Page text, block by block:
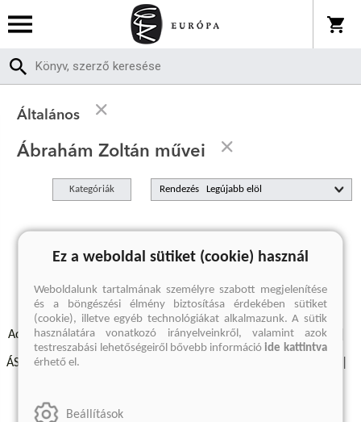
Általános
Ábrahám Zoltán művei
Kategóriák Rendezés
A keresett kifejezésre nincs találat
Adatvédelmi szabályzatok Elállási felmondási nyilatkozat
ÁSZF - Vásárlási feltételek
Ez a weboldal sütiket (cookie) használ
Weboldalunk tartalmának személyre szabott megjelenítése
és a böngészési élmény biztosítása érdekében sütiket
(cookie), illetve egyéb technológiákat alkalmazunk. A sütik
használatára vonatkozó irányelveinkről, valamint azok
testreszabási lehetőségeiről bővebb információide kattintva
érhető el.
Beállítások